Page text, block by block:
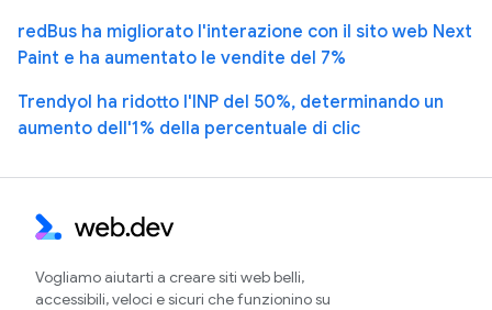
redBus ha migliorato l'interazione con il sito web Next
Paint e ha aumentato le vendite del 7%
Trendyol ha ridotto l'INP del 50%, determinando un
aumento dell'1% della percentuale di clic
Vogliamo aiutarti a creare siti web belli,
accessibili, veloci e sicuri che funzionino su